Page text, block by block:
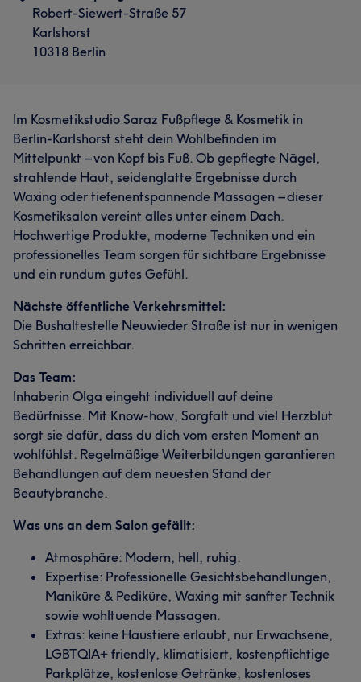
Robert-Siewert-Straße 57
Karlshorst
10318 Berlin
Im Kosmetikstudio Saraz Fußpflege & Kosmetik in
Berlin-Karlshorst steht dein Wohlbefinden im
Mittelpunkt – von Kopf bis Fuß. Ob gepflegte Nägel,
strahlende Haut, seidenglatte Ergebnisse durch
Waxing oder tiefenentspannende Massagen – dieser
Kosmetiksalon vereint alles unter einem Dach.
Hochwertige Produkte, moderne Techniken und ein
professionelles Team sorgen für sichtbare Ergebnisse
und ein rundum gutes Gefühl.
Nächste öffentliche Verkehrsmittel:
Die Bushaltestelle Neuwieder Straße ist nur in wenigen
Schritten erreichbar.
Das Team:
Inhaberin Olga eingeht individuell auf deine
Bedürfnisse. Mit Know-how, Sorgfalt und viel Herzblut
sorgt sie dafür, dass du dich vom ersten Moment an
wohlfühlst. Regelmäßige Weiterbildungen garantieren
Behandlungen auf dem neuesten Stand der
Beautybranche.
Was uns an dem Salon gefällt:
Atmosphäre: Modern, hell, ruhig.
Expertise: Professionelle Gesichtsbehandlungen,
Maniküre & Pediküre, Waxing mit sanfter Technik
sowie wohltuende Massagen.
Extras: keine Haustiere erlaubt, nur Erwachsene,
LGBTQIA+ friendly, klimatisiert, kostenpflichtige
Parkplätze, kostenlose Getränke, kostenloses